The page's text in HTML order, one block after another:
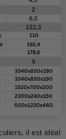
il est idéal